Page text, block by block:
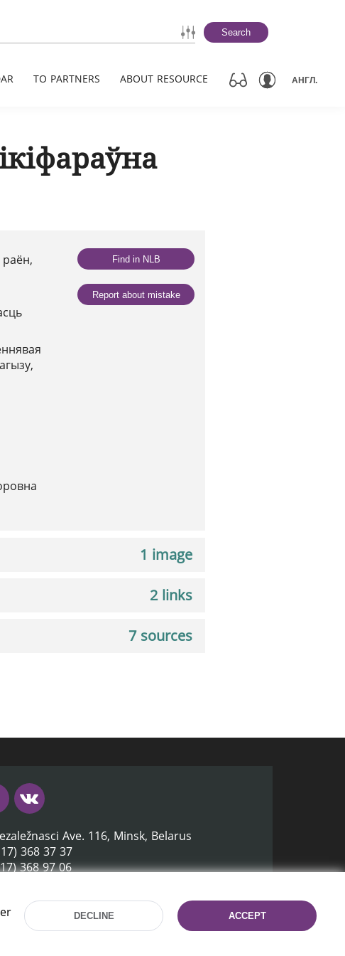
Search
TO PARTNERS ABOUT RESOURCE АНГЛ.
Find in NLB
Report about mistake
1 image
2 links
7 sources
Ave. 116, Minsk, Belarus
368 37 37
368 97 06
Site development:mrsoft.by
DECLINE ACCEPT